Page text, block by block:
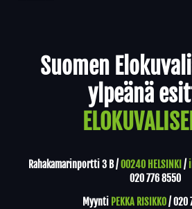
Suomen
ylpeänä
Rahakamarinportti 3 B /00240 HELSINKI /
020 776 8550
Myynti PEKKA RISIKKO/020